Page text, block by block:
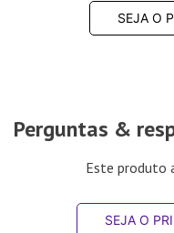
SEJA O
Perguntas &
Este produto
SEJA O